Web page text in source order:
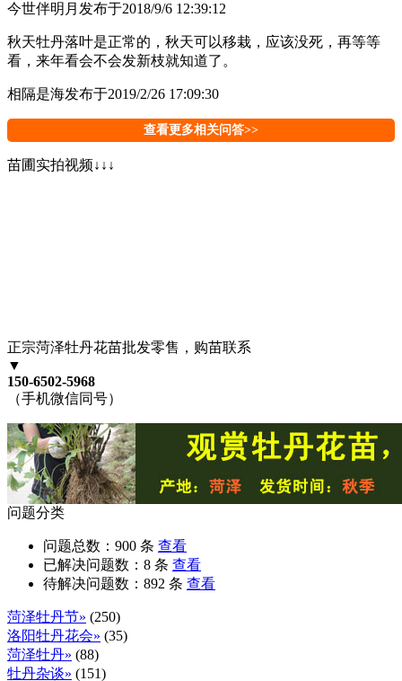
今世伴明月 发布于2018/9/6 12:39:12
秋天牡丹落叶是正常的，秋天可以移栽，应该没死，再等等
看，来年看会不会发新枝就知道了。
相隔是海发布于2019/2/26 17:09:30
查看更多相关问答>>
苗圃实拍视频↓↓↓
正宗菏泽牡丹花苗批发零售，购苗联系
▼
150-6502-5968
（手机微信同号）
问题分类
问题总数： 900 条 查看
已解决问题数： 8 条 查看
待解决问题数： 892 条 查看
菏泽牡丹节» (250)
洛阳牡丹花会» (35)
菏泽牡丹» (88)
牡丹杂谈» (151)